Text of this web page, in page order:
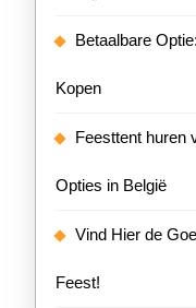
Betaalbare
Kopen
Feesttent huren
Opties in België
Vind Hier de
Feest!